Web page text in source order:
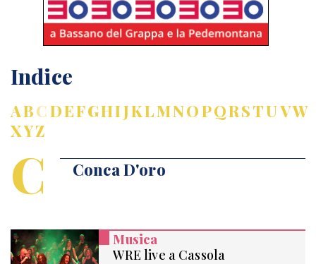
Indice
ABCDEFGHIJKLMNOPQRSTUVW
XYZ
C Conca D'oro
Musica
WRE live a Cassola